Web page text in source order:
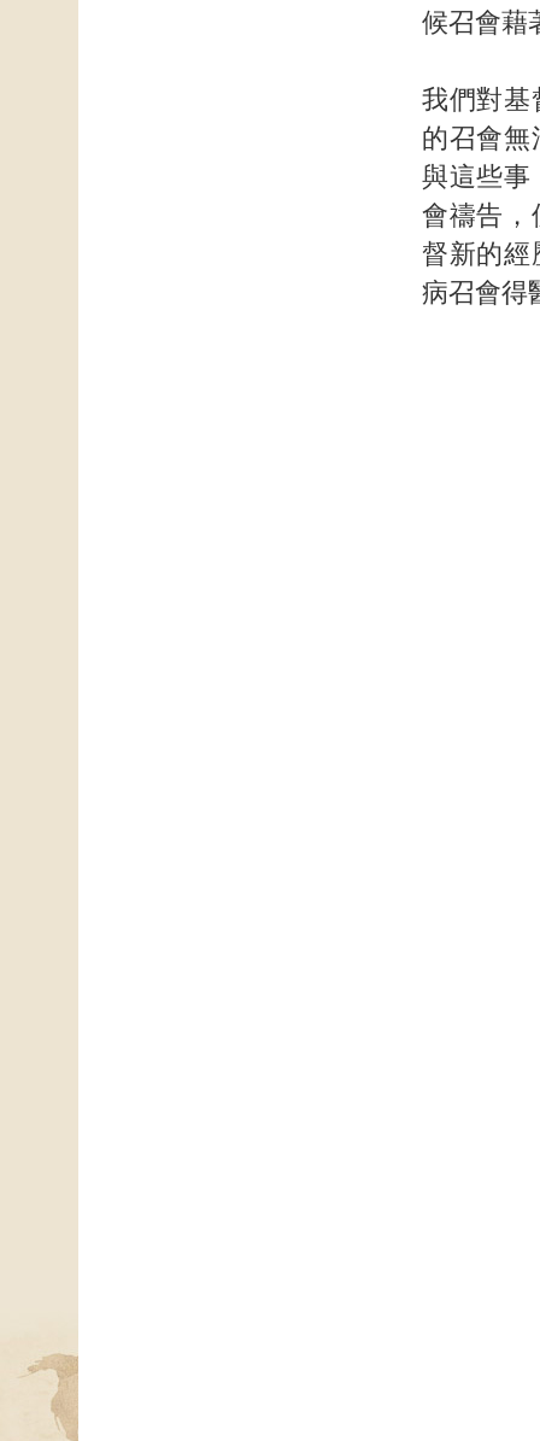
候召會藉
我們對基
的召會無
與這些事
會禱告，
督新的經
病召會得